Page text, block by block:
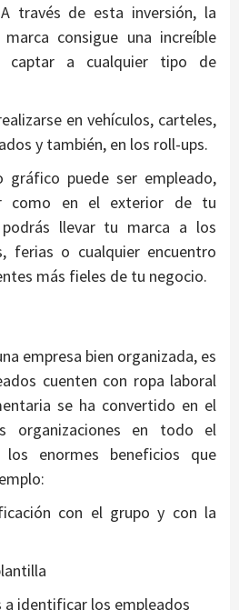
través de esta inversión, la
consigue una increíble
captar a cualquier tipo de
en vehículos, carteles,
y también, en los roll-ups.
gráfico puede ser empleado,
como en el exterior de tu
llevar tu marca a los
ferias o cualquier encuentro
más fieles de tu negocio.
empresa bien organizada, es
cuenten con ropa laboral
se ha convertido en el
organizaciones en todo el
enormes beneficios que
con el grupo y con la
a identificar los empleados